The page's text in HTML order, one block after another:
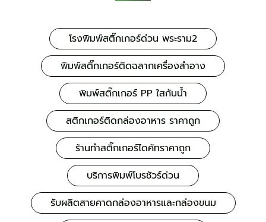
โรงพิมพ์สติ๊กเกอร์ด่วน พระราม2
พิมพ์สติ๊กเกอร์ติดฉลากเครื่องสำอาง
พิมพ์สติ๊กเกอร์ PP ใสกันน้ำ
สติกเกอร์ติดกล่องอาหาร ราคาถูก
ร้านทำสติ๊กเกอร์ไดคัทราคาถูก
บริการพิมพ์โบรชัวร์ด่วน
รับผลิตสายคาดกล่องอาหารและกล่องขนม